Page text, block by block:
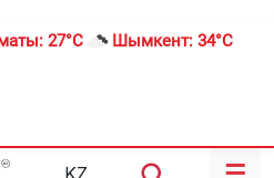
27°C Шымкент: 34°C
KZ